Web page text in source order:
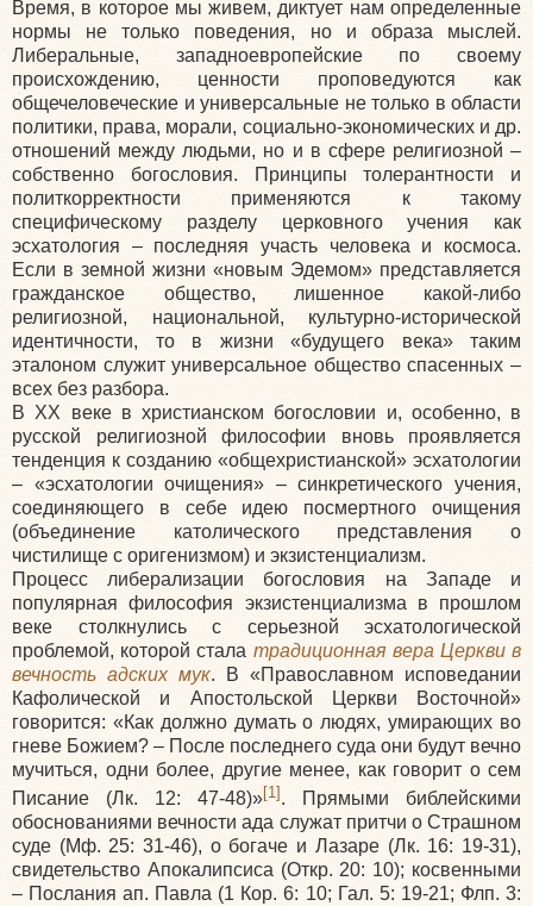
Время, в которое мы живем, диктует нам определенные
нормы не только поведения, но и образа мыслей.
Либеральные, западноевропейские по своему
происхождению, ценности проповедуются как
общечеловеческие и универсальные не только в области
политики, права, морали, социально-экономических и др.
отношений между людьми, но и в сфере религиозной –
собственно богословия. Принципы толерантности и
политкорректности применяются к такому
специфическому разделу церковного учения как
эсхатология – последняя участь человека и космоса.
Если в земной жизни «новым Эдемом» представляется
гражданское общество, лишенное какой-либо
религиозной, национальной, культурно-исторической
идентичности, то в жизни «будущего века» таким
эталоном служит универсальное общество спасенных –
всех без разбора.
В XX веке в христианском богословии и, особенно, в
русской религиозной философии вновь проявляется
тенденция к созданию «общехристианской» эсхатологии
– «эсхатологии очищения» – синкретического учения,
соединяющего в себе идею посмертного очищения
(объединение католического представления о
чистилище с оригенизмом) и экзистенциализм.
Процесс либерализации богословия на Западе и
популярная философия экзистенциализма в прошлом
веке столкнулись с серьезной эсхатологической
проблемой, которой стала традиционная вера Церкви в
вечность адских мук. В «Православном исповедании
Кафолической и Апостольской Церкви Восточной»
говорится: «Как должно думать о людях, умирающих во
гневе Божием? – После последнего суда они будут вечно
мучиться, одни более, другие менее, как говорит о сем
Писание (Лк. 12: 47-48)»[1] . Прямыми библейскими
обоснованиями вечности ада служат притчи о Страшном
суде (Мф. 25: 31-46), о богаче и Лазаре (Лк. 16: 19-31),
свидетельство Апокалипсиса (Откр. 20: 10); косвенными
– Послания ап. Павла (1 Кор. 6: 10; Гал. 5: 19-21; Флп. 3: